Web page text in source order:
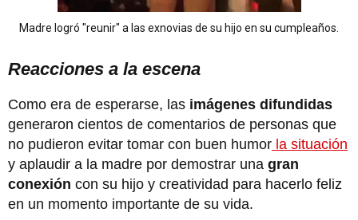
Madre logró "reunir" a las exnovias de su hijo en su cumpleaños.
Reacciones a la escena
Como era de esperarse, las imágenes difundidas
generaron cientos de comentarios de personas que
no pudieron evitar tomar con buen humor la situación
y aplaudir a la madre por demostrar una gran
conexión con su hijo y creatividad para hacerlo feliz
en un momento importante de su vida.